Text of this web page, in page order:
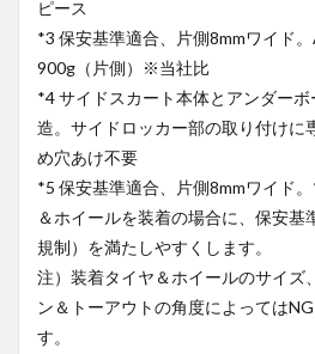
ピース
*3 保安基準適合、片側8mmワイド
900g（片側）※当社比
*4 サイドスカート本体とアンダー
造。サイドロッカー部の取り付けに
め穴あけ不要
*5 保安基準適合、片側8mmワイド
＆ホイールを装着の場合に、保安基
規制）を満たしやすくします。
注）装着タイヤ＆ホイールのサイズ
ン＆トーアウトの角度によっては
す。